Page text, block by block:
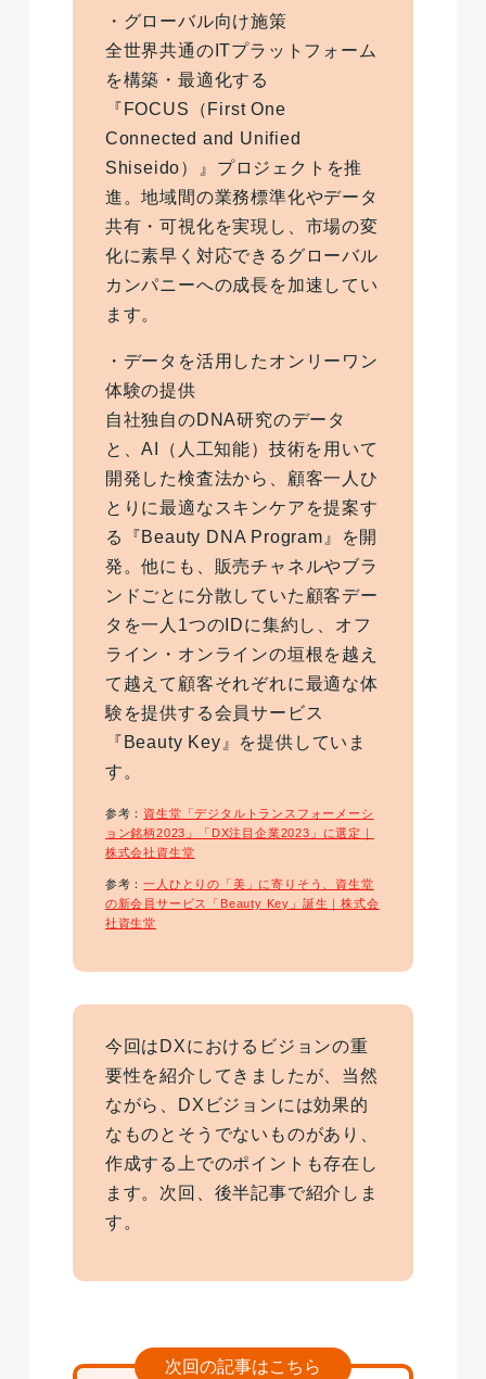
・グローバル向け施策
全世界共通のITプラットフォーム
を構築・最適化する
『FOCUS（First One
Connected and Unified
Shiseido）』プロジェクトを推
進。地域間の業務標準化やデータ
共有・可視化を実現し、市場の変
化に素早く対応できるグローバル
カンパニーへの成長を加速してい
ます。
・データを活用したオンリーワン
体験の提供
自社独自のDNA研究のデータ
と、AI（人工知能）技術を用いて
開発した検査法から、顧客一人ひ
とりに最適なスキンケアを提案す
る『Beauty DNA Program』を開
発。他にも、販売チャネルやブラ
ンドごとに分散していた顧客デー
タを一人1つのIDに集約し、オフ
ライン・オンラインの垣根を越え
て越えて顧客それぞれに最適な体
験を提供する会員サービス
『Beauty Key』を提供していま
す。
参考： 資生堂「デジタルトランスフォーメーシ
ョン銘柄2023」「DX注目企業2023」に選定｜
株式会社資生堂
参考：一人ひとりの「美」に寄りそう、資生堂
の新会員サービス「Beauty Key」誕生｜株式会
社資生堂
今回はDXにおけるビジョンの重
要性を紹介してきましたが、当然
ながら、DXビジョンには効果的
なものとそうでないものがあり、
作成する上でのポイントも存在し
ます。次回、後半記事で紹介しま
す。
次回の記事はこちら